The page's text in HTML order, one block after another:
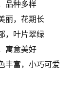
品种多样
丽，花期长
，叶片翠绿
寓意美好
丰富，小巧可爱